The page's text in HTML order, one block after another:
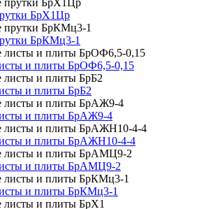
БрХ1Цр
БрКМц3-1
и плиты БрОФ6,5-0,15
и плиты БрБ2
и плиты БрАЖ9-4
и плиты БрАЖН10-4-4
и плиты БрАМЦ9-2
и плиты БрКМц3-1